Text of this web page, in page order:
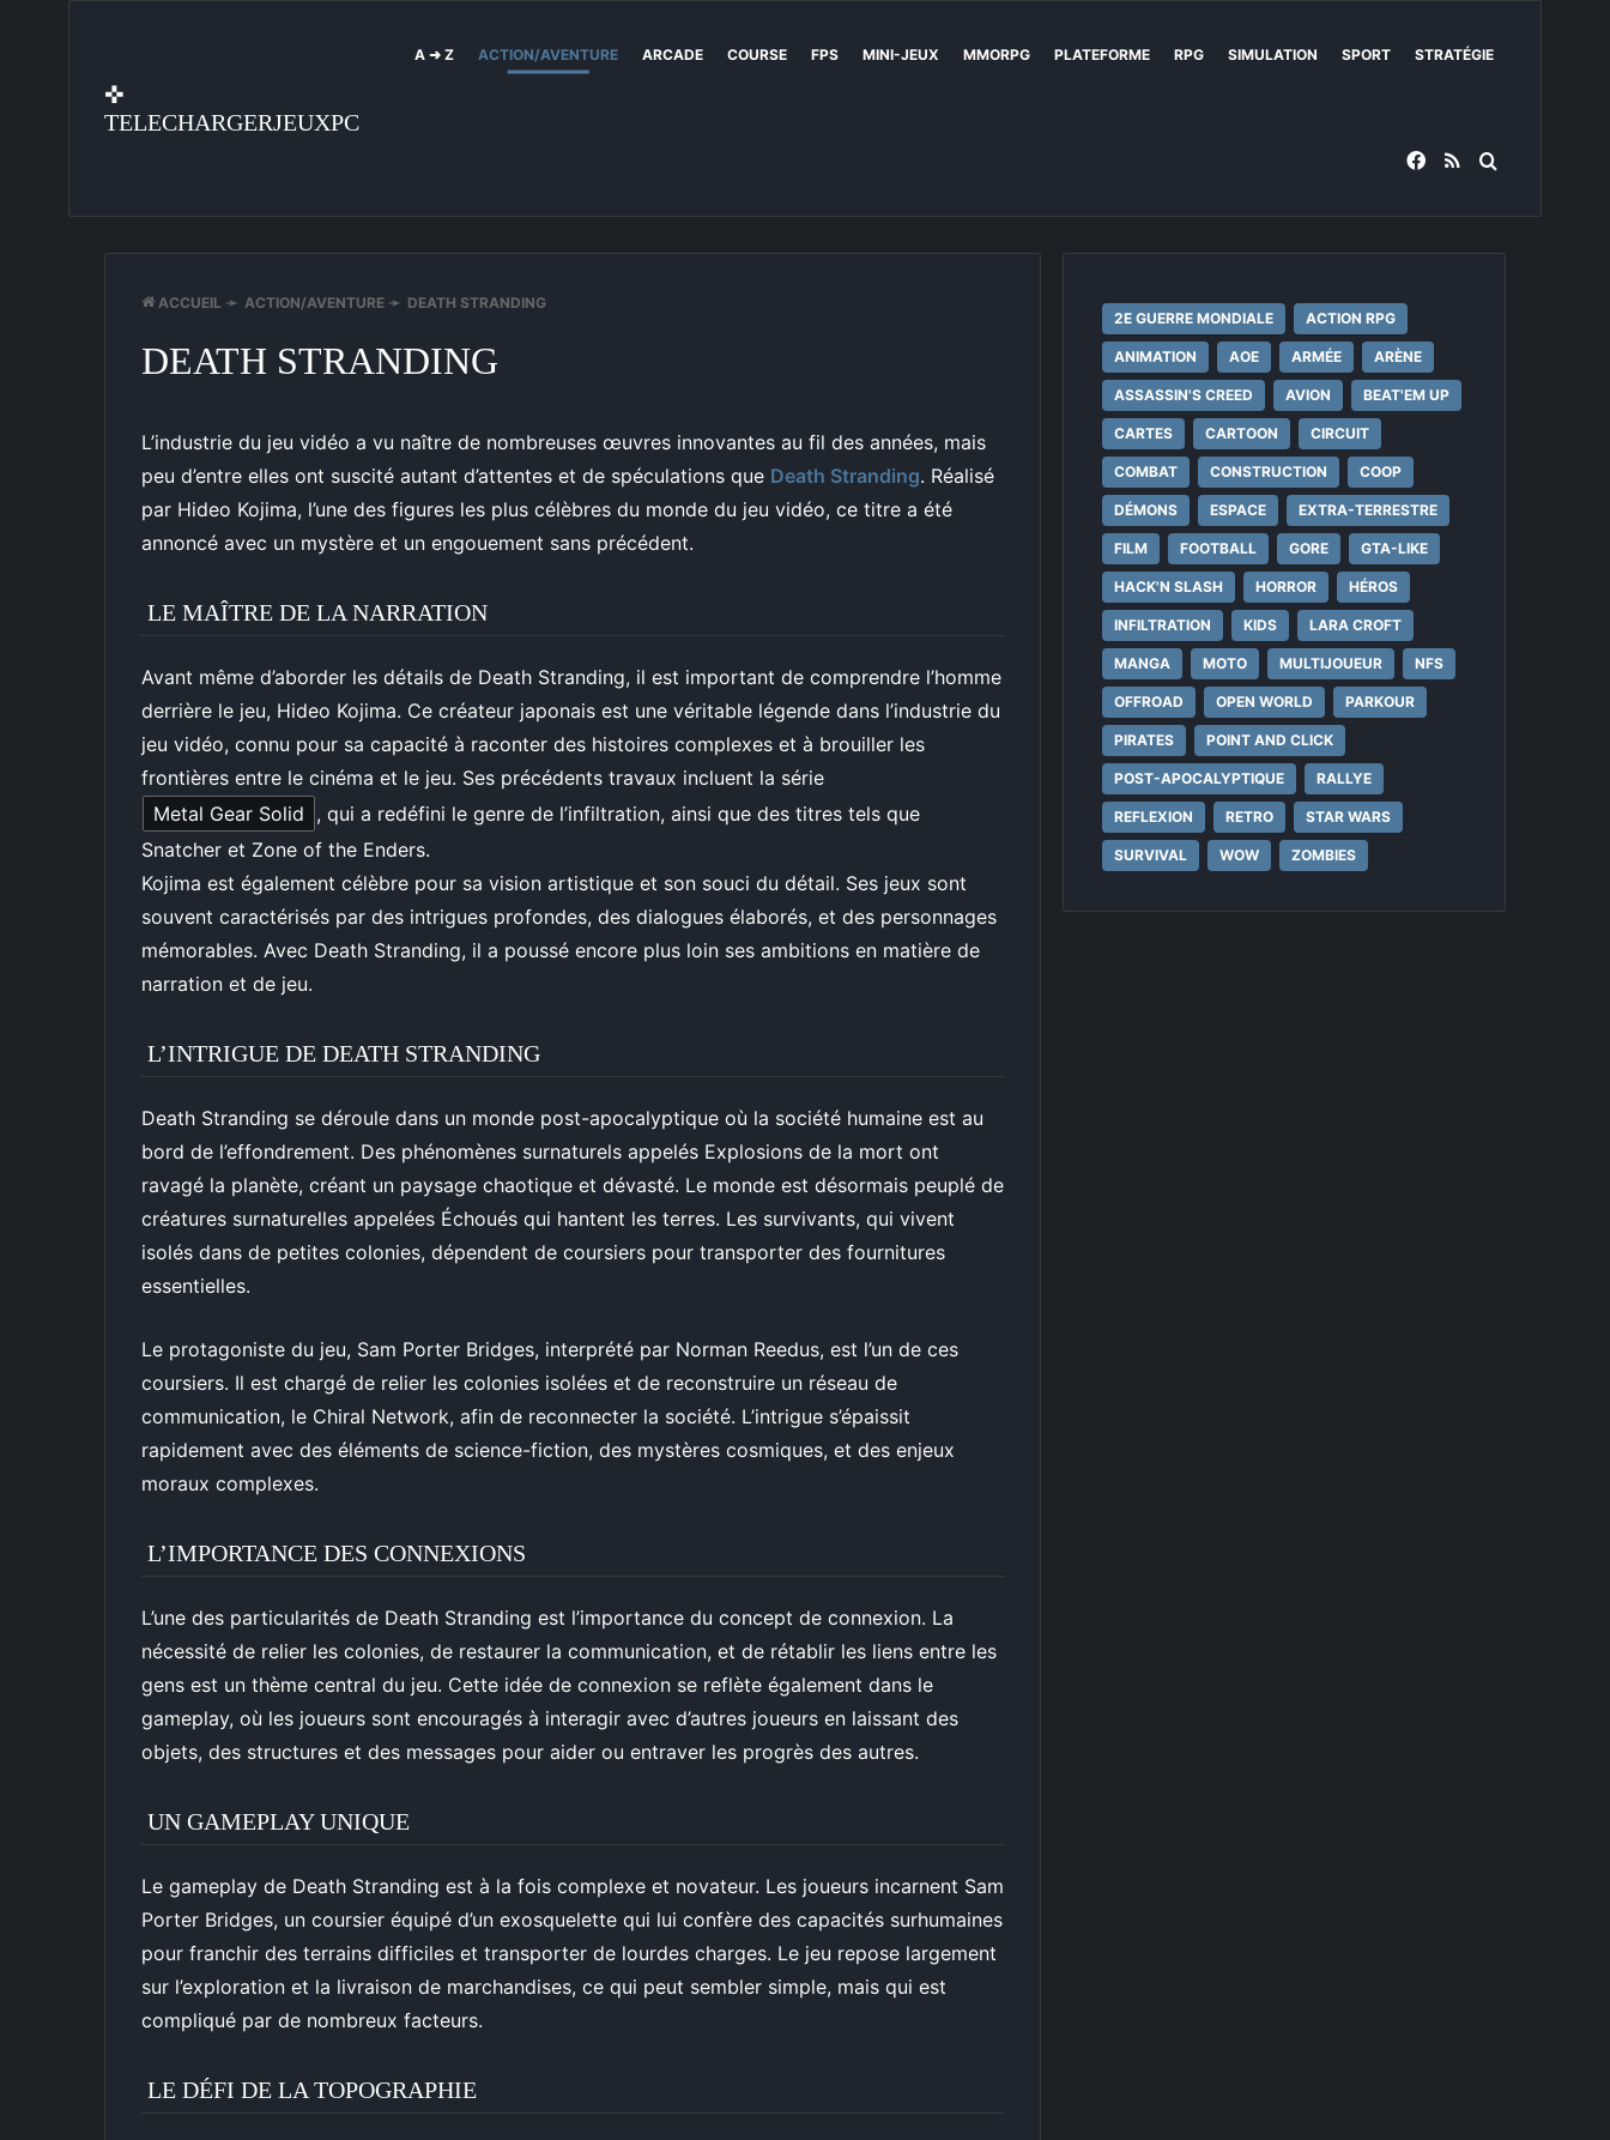
✜
TELECHARGERJEUXPC
A ➜ Z ACTION/AVENTURE ARCADE COURSE FPS MINI-JEUX MMORPG PLATEFORME RPG SIMULATION SPORT STRATÉGIE
Facebook
RSS
ACCUEIL ➛ ACTION/AVENTURE ➛ DEATH STRANDING
DEATH STRANDING
L’industrie du jeu vidéo a vu naître de nombreuses œuvres innovantes au fil des années, mais
peu d’entre elles ont suscité autant d’attentes et de spéculations que Death Stranding. Réalisé
par Hideo Kojima, l’une des figures les plus célèbres du monde du jeu vidéo, ce titre a été
annoncé avec un mystère et un engouement sans précédent.
LE MAÎTRE DE LA NARRATION
Avant même d’aborder les détails de Death Stranding, il est important de comprendre l’homme
derrière le jeu, Hideo Kojima. Ce créateur japonais est une véritable légende dans l’industrie du
jeu vidéo, connu pour sa capacité à raconter des histoires complexes et à brouiller les
frontières entre le cinéma et le jeu. Ses précédents travaux incluent la série
Metal Gear Solid , qui a redéfini le genre de l’infiltration, ainsi que des titres tels que
Snatcher et Zone of the Enders.
Kojima est également célèbre pour sa vision artistique et son souci du détail. Ses jeux sont
souvent caractérisés par des intrigues profondes, des dialogues élaborés, et des personnages
mémorables. Avec Death Stranding, il a poussé encore plus loin ses ambitions en matière de
narration et de jeu.
L’INTRIGUE DE DEATH STRANDING
Death Stranding se déroule dans un monde post-apocalyptique où la société humaine est au
bord de l’effondrement. Des phénomènes surnaturels appelés Explosions de la mort ont
ravagé la planète, créant un paysage chaotique et dévasté. Le monde est désormais peuplé de
créatures surnaturelles appelées Échoués qui hantent les terres. Les survivants, qui vivent
isolés dans de petites colonies, dépendent de coursiers pour transporter des fournitures
essentielles.
Le protagoniste du jeu, Sam Porter Bridges, interprété par Norman Reedus, est l’un de ces
coursiers. Il est chargé de relier les colonies isolées et de reconstruire un réseau de
communication, le Chiral Network, afin de reconnecter la société. L’intrigue s’épaissit
rapidement avec des éléments de science-fiction, des mystères cosmiques, et des enjeux
moraux complexes.
L’IMPORTANCE DES CONNEXIONS
L’une des particularités de Death Stranding est l’importance du concept de connexion. La
nécessité de relier les colonies, de restaurer la communication, et de rétablir les liens entre les
gens est un thème central du jeu. Cette idée de connexion se reflète également dans le
gameplay, où les joueurs sont encouragés à interagir avec d’autres joueurs en laissant des
objets, des structures et des messages pour aider ou entraver les progrès des autres.
UN GAMEPLAY UNIQUE
Le gameplay de Death Stranding est à la fois complexe et novateur. Les joueurs incarnent Sam
Porter Bridges, un coursier équipé d’un exosquelette qui lui confère des capacités surhumaines
pour franchir des terrains difficiles et transporter de lourdes charges. Le jeu repose largement
sur l’exploration et la livraison de marchandises, ce qui peut sembler simple, mais qui est
compliqué par de nombreux facteurs.
LE DÉFI DE LA TOPOGRAPHIE
2E GUERRE MONDIALE ACTION RPG
ANIMATION AOE ARMÉE ARÈNE
ASSASSIN'S CREED AVION BEAT'EM UP
CARTES CARTOON CIRCUIT
COMBAT CONSTRUCTION COOP
DÉMONS ESPACE EXTRA-TERRESTRE
FILM FOOTBALL GORE GTA-LIKE
HACK'N SLASH HORROR HÉROS
INFILTRATION KIDS LARA CROFT
MANGA MOTO MULTIJOUEUR NFS
OFFROAD OPEN WORLD PARKOUR
PIRATES POINT AND CLICK
POST-APOCALYPTIQUE RALLYE
REFLEXION RETRO STAR WARS
SURVIVAL WOW ZOMBIES